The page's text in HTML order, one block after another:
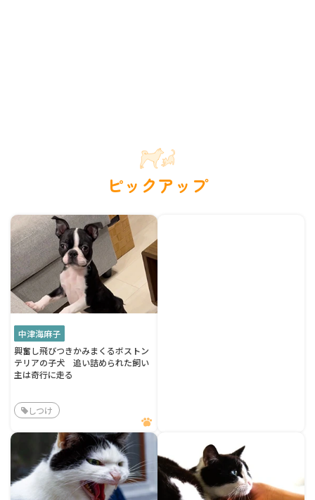
ピックアップ
中津海麻子
興奮し飛びつきかみまくるボストン
テリアの子犬 追い詰められた飼い
主は奇行に走る
しつけ